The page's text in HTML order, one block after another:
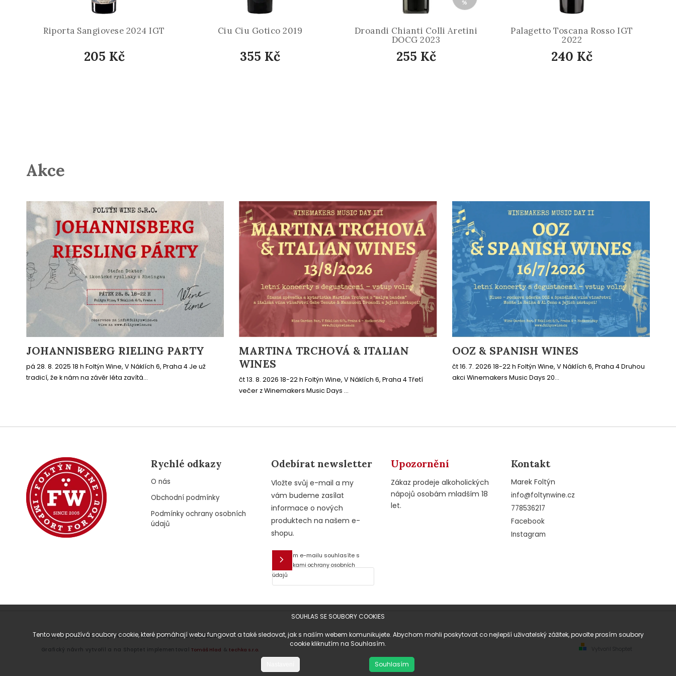
SOUHLAS SE SOUBORY COOKIES
Tento web používá soubory cookie, které pomáhají webu fungovat a také sledovat, jak s naším webem komunikujete. Abychom mohli poskytovat co nejlepší uživatelský zážitek, povolte prosím soubory
cookie kliknutím na Souhlasím.
Souhlasím
Riporta Sangiovese 2024 IGT
205 Kč
Ciu Ciu Gotico 2019
355 Kč
%
Droandi Chianti Colli Aretini
DOCG 2023
255 Kč
Palagetto Toscana Rosso IGT
2022
240 Kč
Akce
JOHANNISBERG RIELING PARTY
pá 28. 8. 2025 18 h Foltýn Wine, V Náklích 6, Praha 4 Je už
tradicí, že k nám na závěr léta zavítá...
MARTINA TRCHOVÁ & ITALIAN
WINES
čt 13. 8. 2026 18-22 h Foltýn Wine, V Náklích 6, Praha 4 Třetí
večer z Winemakers Music Days ...
OOZ & SPANISH WINES
čt 16. 7. 2026 18-22 h Foltýn Wine, V Náklích 6, Praha 4 Druhou
akci Winemakers Music Days 20...
Rychlé odkazy
O nás
Obchodní podmínky
Podmínky ochrany osobních
údajů
Odebírat newsletter
Vložte svůj e-mail a my
vám budeme zasílat
informace o nových
produktech na našem e-
shopu.
E-mail
Vložením e-mailu souhlasíte s
podmínkami ochrany osobních
údajů
Upozornění
Zákaz prodeje alkoholických
nápojů osobám mladším 18
let.
Kontakt
Marek Foltýn
info@foltynwine.cz
778536217
Facebook
Instagram
Vytvořil Shoptet
Copyright 2026Foltýn Wine. Všechna práva vyhrazena.
Grafický návrh vytvořil a na Shoptet implementovalTomáš Hlad &techka s.r.o.